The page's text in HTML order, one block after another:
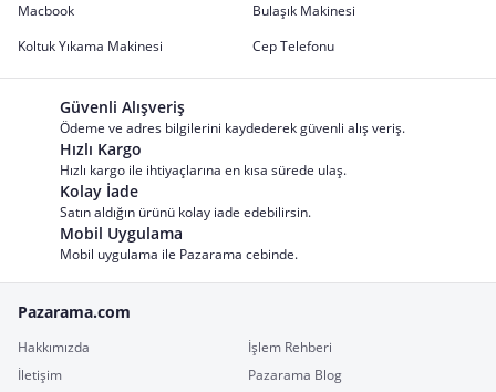
Macbook
Bulaşık Makinesi
Koltuk Yıkama Makinesi
Cep Telefonu
Güvenli Alışveriş
Ödeme ve adres bilgilerini kaydederek güvenli alış veriş.
Hızlı Kargo
Hızlı kargo ile ihtiyaçlarına en kısa sürede ulaş.
Kolay İade
Satın aldığın ürünü kolay iade edebilirsin.
Mobil Uygulama
Mobil uygulama ile Pazarama cebinde.
Pazarama.com
Hakkımızda
İşlem Rehberi
İletişim
Pazarama Blog